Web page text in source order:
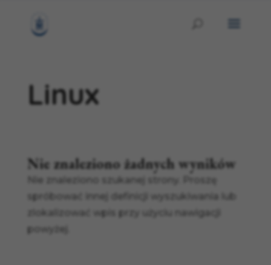
Linux
Nie znaleziono żadnych wyników
Nie znaleziono szukanej strony. Proszę
spróbować innej definicji wyszukiwania lub
zlokalizować wpis przy użyciu nawigacji
powyżej.